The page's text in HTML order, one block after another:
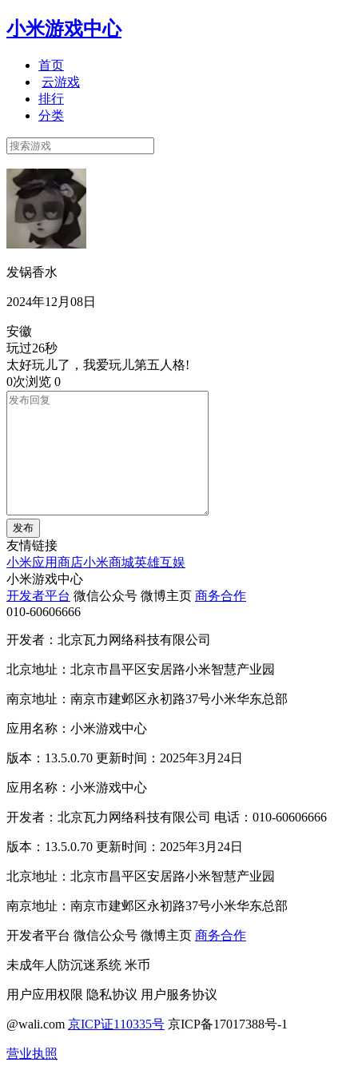
小米游戏中心
首页
云游戏
排行
分类
发锅香水
2024年12月08日
安徽
玩过26秒
太好玩儿了，我爱玩儿第五人格!
0次浏览 0
发布
友情链接
小米应用商店小米商城英雄互娱
小米游戏中心
开发者平台 微信公众号 微博主页 商务合作
010-60606666
开发者：北京瓦力网络科技有限公司
北京地址：北京市昌平区安居路小米智慧产业园
南京地址：南京市建邺区永初路37号小米华东总部
应用名称：小米游戏中心
版本：13.5.0.70 更新时间：2025年3月24日
应用名称：小米游戏中心
开发者：北京瓦力网络科技有限公司 电话：010-60606666
版本：13.5.0.70 更新时间：2025年3月24日
北京地址：北京市昌平区安居路小米智慧产业园
南京地址：南京市建邺区永初路37号小米华东总部
开发者平台 微信公众号 微博主页 商务合作
未成年人防沉迷系统 米币
用户应用权限 隐私协议 用户服务协议
@wali.com 京ICP证110335号 京ICP备17017388号-1
营业执照